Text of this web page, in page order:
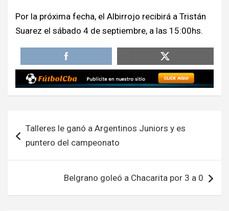
Por la próxima fecha, el Albirrojo recibirá a Tristán
Suarez el sábado 4 de septiembre, a las 15:00hs.
de
entradas
Talleres le ganó a Argentinos Juniors y es
puntero del campeonato
Belgrano goleó a Chacarita por 3 a 0